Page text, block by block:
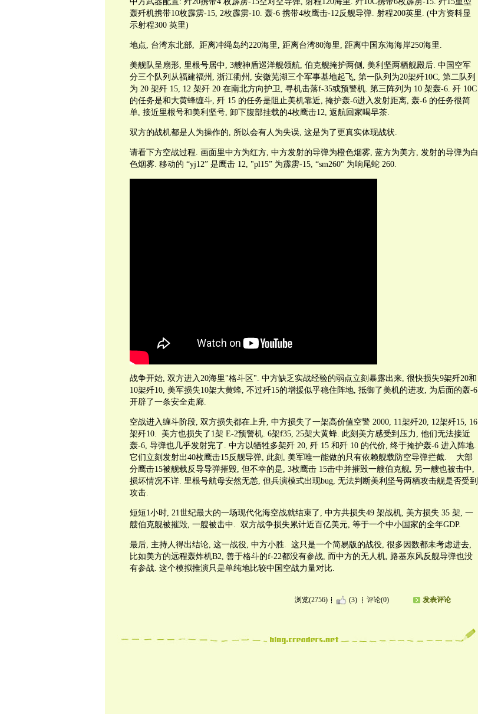
轰歼机携带10枚霹雳-15, 2枚霹雳-10. 轰-6 携带4枚鹰击-12反舰导弹. 射程200英里. (中方资料显
示射程300 英里)
地点, 台湾东北部, 距离冲绳岛约220海里, 距离台湾80海里, 距离中国东海海岸250海里.
美舰队呈扇形, 里根号居中, 3艘神盾巡洋舰领航, 伯克舰掩护两侧, 美利坚两栖舰殿后. 中国空军
分三个队列从福建福州, 浙江衢州, 安徽芜湖三个军事基地起飞, 第一队列为20架歼10C, 第二队列
为 20 架歼 15, 12 架歼 20 在南北方向护卫, 寻机击落f-35或预警机. 第三阵列为 10 架轰-6. 歼 10C
的任务是和大黄蜂缠斗, 歼 15 的任务是阻止美机靠近, 掩护轰-6进入发射距离, 轰-6 的任务很简
单, 接近里根号和美利坚号, 卸下腹部挂载的4枚鹰击12, 返航回家喝早茶.
双方的战机都是人为操作的, 所以会有人为失误, 这是为了更真实体现战状.
请看下方空战过程. 画面里中方为红方, 中方发射的导弹为橙色烟雾, 蓝方为美方, 发射的导弹为白
色烟雾. 移动的 “yj12” 是鹰击 12, "pl15” 为霹雳-15, “sm260" 为响尾蛇 260.
战争开始, 双方进入20海里"格斗区". 中方缺乏实战经验的弱点立刻暴露出来, 很快损失9架歼20和
10架歼10, 美军损失10架大黄蜂, 不过歼15的增援似乎稳住阵地, 抵御了美机的进攻, 为后面的轰-6
开辟了一条安全走廊.
空战进入缠斗阶段, 双方损失都在上升, 中方损失了一架高价值空警 2000, 11架歼20, 12架歼15, 16
架歼10. 美方也损失了1架 E-2预警机. 6架f35, 25架大黄蜂. 此刻美方感受到压力, 他们无法接近
轰-6, 导弹也几乎发射完了. 中方以牺牲多架歼 20, 歼 15 和歼 10 的代价, 终于掩护轰-6 进入阵地.
它们立刻发射出40枚鹰击15反舰导弹, 此刻, 美军唯一能做的只有依赖舰载防空导弹拦截. 大部
分鹰击15被舰载反导导弹摧毁, 但不幸的是, 3枚鹰击 15击中并摧毁一艘伯克舰, 另一艘也被击中,
损坏情况不详. 里根号航母安然无恙, 但兵演模式出现bug, 无法判断美利坚号两栖攻击舰是否受到
攻击.
短短1小时, 21世纪最大的一场现代化海空战就结束了, 中方共损失49 架战机, 美方损失 35 架, 一
艘伯克舰被摧毁, 一艘被击中. 双方战争损失累计近百亿美元, 等于一个中小国家的全年GDP.
最后, 主持人得出结论, 这一战役, 中方小胜. 这只是一个简易版的战役, 很多因数都未考虑进去,
比如美方的远程轰炸机B2, 善于格斗的f-22都没有参战, 而中方的无人机, 路基东风反舰导弹也没
有参战. 这个模拟推演只是单纯地比较中国空战力量对比.
浏览(2756) (3) 评论(0) 发表评论